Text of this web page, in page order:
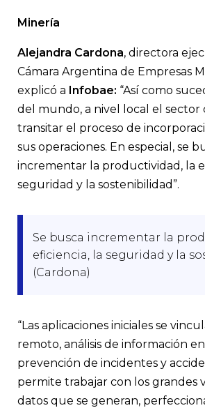
Minería
Alejandra Cardona, directora
Cámara Argentina de Empresas
explicó a Infobae: “Así como
del mundo, a nivel local el sector
transitar el proceso de
sus operaciones. En especial, se
incrementar la productividad, la
seguridad y la sostenibilidad”.
Se busca incrementar la
eficiencia, la seguridad y la
(Cardona)
“Las aplicaciones iniciales se
remoto, análisis de información
prevención de incidentes y
permite trabajar con los grandes
datos que se generan,